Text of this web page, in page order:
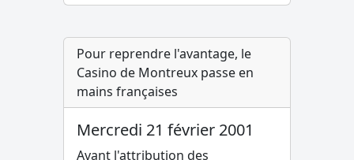
Pour reprendre l'avantage, le
Casino de Montreux passe en
mains françaises
Mercredi 21 février 2001
Avant l'attribution des